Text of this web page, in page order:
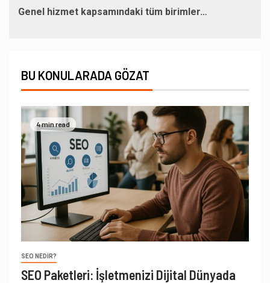
Genel hizmet kapsamındaki tüm birimler…
BU KONULARADA GÖZAT
4 min read
SEO NEDIR?
SEO Paketleri: İşletmenizi Dijital Dünyada